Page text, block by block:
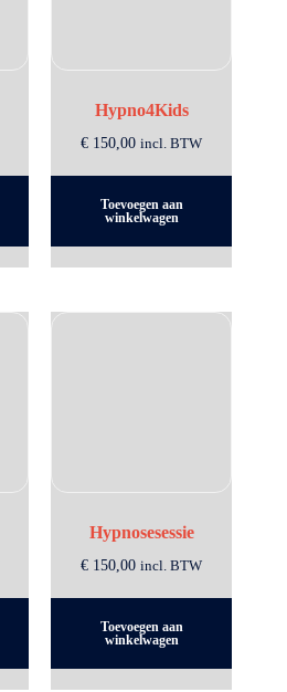
Hypno4Kids
€ 150,00 incl. BTW
Toevoegen aan
winkelwagen
Hypnosesessie
€ 150,00 incl. BTW
Toevoegen aan
winkelwagen